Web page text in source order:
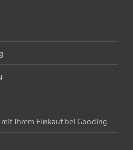
Ihrem Einkauf bei Gooding